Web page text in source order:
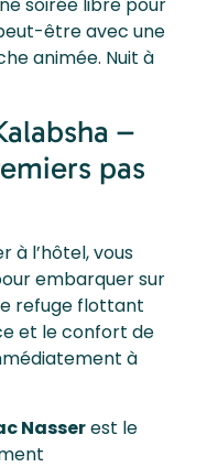
être avec une
animée. Nuit à
–
pas
à l’hôtel, vous
embarquer sur
refuge flottant
et le confort de
à
Nasserest le